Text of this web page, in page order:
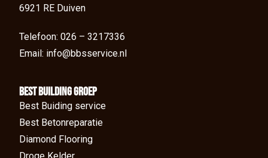
6921 RE Duiven
Telefoon: 026 – 3217336
Email: info@bbsservice.nl
BEst Building groep
Best Buiding service
Best Betonreparatie
Diamond Flooring